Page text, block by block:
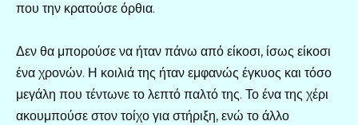
που την κρατούσε όρθια.
Δεν θα μπορούσε να ήταν πάνω από είκοσι, ίσως είκοσι
ένα χρονών. Η κοιλιά της ήταν εμφανώς έγκυος και τόσο
μεγάλη που τέντωνε το λεπτό παλτό της. Το ένα της χέρι
ακουμπούσε στον τοίχο για στήριξη, ενώ το άλλο